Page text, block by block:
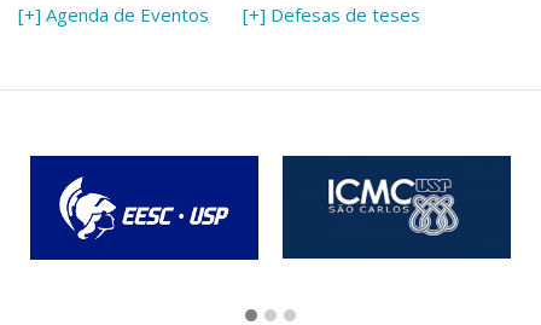
[+] Agenda de Eventos [+] Defesas de teses